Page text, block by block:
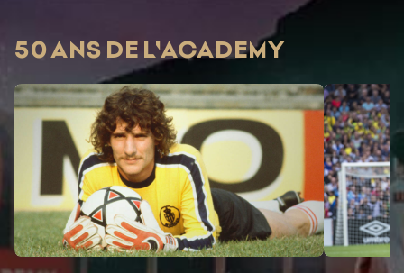
50 ANS DE L'ACADEMY